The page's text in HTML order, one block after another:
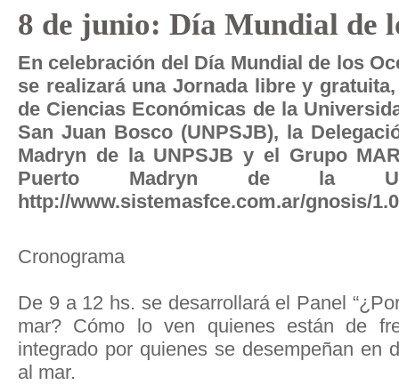
8 de junio: Día Mundial de
En celebración del Día Mundial de los
se realizará una Jornada libre y
de Ciencias Económicas de la
San Juan Bosco (UNPSJB), la
Madryn de la UNPSJB y el Grupo
Puerto Madryn de la
http://www.sistemasfce.com.ar/gnosis/1.0
Cronograma
De 9 a 12 hs. se desarrollará el Panel
mar? Cómo lo ven quienes están de
integrado por quienes se desempeñan en
al mar.